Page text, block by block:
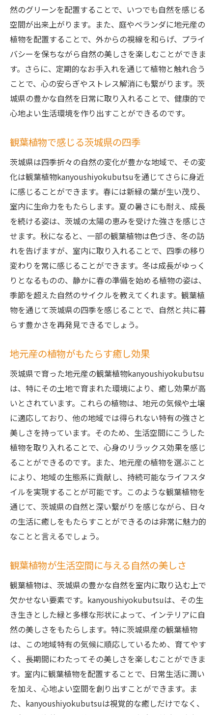
然のグリーンを配置することで、いつでも自然を感じる
空間が出来上がります。また、庭やベランダに地元産の
植物を配置することで、外からの視線を和らげ、プライ
バシーを保ちながら自然の美しさを楽しむことができま
す。さらに、定期的なお手入れを通じて植物と触れ合う
ことで、心の安らぎやストレス解消にも繋がります。茨
城県の豊かな自然を日常に取り入れることで、健康的で
心地よい生活環境を作り出すことができるのです。
観葉植物で感じる茨城県の四季
茨城県は四季折々の自然の変化が豊かな地域で、その変
化は観葉植物kanyoushiyokubutsuを通じてさらに身近
に感じることができます。春には新緑の葉が生い茂り、
室内に生命力をもたらします。夏の暑さにも耐え、成長
を続ける姿は、茨城の太陽の恵みを受けた強さを感じさ
せます。秋になると、一部の観葉植物は色づき、冬の訪
れを告げますが、室内に取り入れることで、四季の移り
変わりを常に感じることができます。冬は成長がゆっく
りとなるものの、静かに春の準備を始める植物の姿は、
季節を超えた自然のサイクルを教えてくれます。観葉植
物を通じて茨城県の四季を感じることで、自然と共に暮
らす豊かさを再発見できるでしょう。
地元産の植物がもたらす癒し効果
茨城県で育った地元産の観葉植物kanyoushiyokubutsu
は、特にその土地で育まれた環境により、癒し効果が高
いとされています。これらの植物は、地元の気候や土壌
に適応しており、他の地域では得られない特有の強さと
美しさを持っています。そのため、生活空間にこうした
植物を取り入れることで、心身のリラックス効果を感じ
ることができるのです。また、地元産の植物を選ぶこと
により、地域の生態系に貢献し、持続可能なライフスタ
イルを実現することが可能です。このような観葉植物を
通じて、茨城県の自然と深い繋がりを感じながら、日々
の生活に癒しをもたらすことができるのは非常に魅力的
なことと言えるでしょう。
観葉植物が生活空間に与える自然の美しさ
観葉植物は、茨城県の豊かな自然を室内に取り込む上で
欠かせない要素です。kanyoushiyokubutsuは、その生
き生きとした緑と多様な形状によって、インテリアに自
然の美しさをもたらします。特に茨城県産の観葉植物
は、この地域特有の気候に順応しているため、育てやす
く、長期間にわたってその美しさを楽しむことができま
す。室内に観葉植物を配置することで、日常生活に潤い
を加え、心地よい空間を創り出すことができます。ま
た、kanyoushiyokubutsuは視覚的な癒しだけでなく、